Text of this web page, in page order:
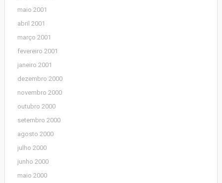
maio 2001
abril 2001
março 2001
fevereiro 2001
janeiro 2001
dezembro 2000
novembro 2000
outubro 2000
setembro 2000
agosto 2000
julho 2000
junho 2000
maio 2000